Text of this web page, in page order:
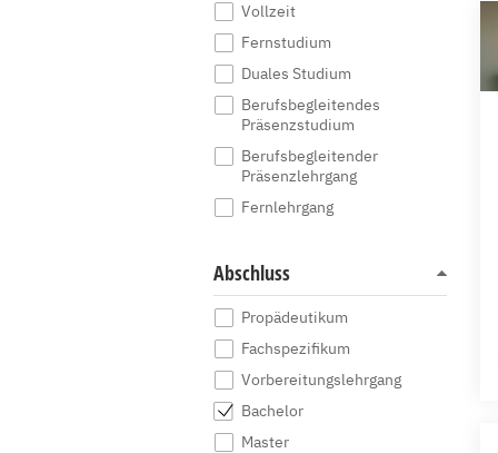
Vollzeit
Fernstudium
Duales Studium
Berufsbegleitendes
Präsenzstudium
Berufsbegleitender
Präsenzlehrgang
Fernlehrgang
Abschluss
Propädeutikum
Fachspezifikum
Vorbereitungslehrgang
Bachelor
Master